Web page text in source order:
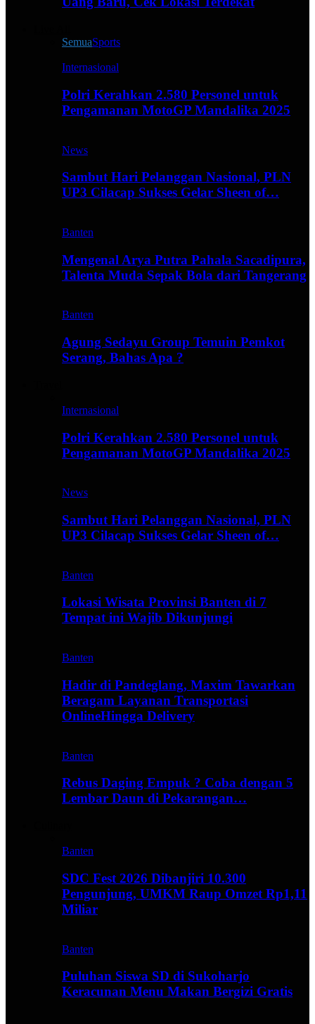
SemuaSports
Internasional
Polri Kerahkan 2.580 Personel untuk
Pengamanan MotoGP Mandalika 2025
News
Sambut Hari Pelanggan Nasional, PLN
UP3 Cilacap Sukses Gelar Sheen of…
Banten
Mengenal Arya Putra Pahala Sacadipura,
Talenta Muda Sepak Bola dari Tangerang
Banten
Agung Sedayu Group Temuin Pemkot
Serang, Bahas Apa ?
Internasional
Polri Kerahkan 2.580 Personel untuk
Pengamanan MotoGP Mandalika 2025
News
Sambut Hari Pelanggan Nasional, PLN
UP3 Cilacap Sukses Gelar Sheen of…
Banten
Lokasi Wisata Provinsi Banten di 7
Tempat ini Wajib Dikunjungi
Banten
Hadir di Pandeglang, Maxim Tawarkan
Beragam Layanan Transportasi
OnlineHingga Delivery
Banten
Rebus Daging Empuk ? Coba dengan 5
Lembar Daun di Pekarangan…
Banten
SDC Fest 2026 Dibanjiri 10.300
Pengunjung, UMKM Raup Omzet Rp1,11
Miliar
Banten
Puluhan Siswa SD di Sukoharjo
Keracunan Menu Makan Bergizi Gratis